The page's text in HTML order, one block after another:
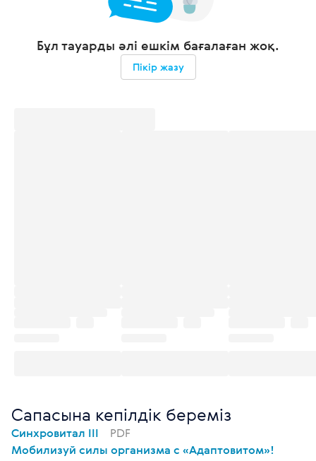
Бұл тауарды әлі ешкім бағалаған жоқ.
Пікір жазу
Сапасына кепілдік береміз
Синхровитал III
PDF
Мобилизуй силы организма с «Адаптовитом»!